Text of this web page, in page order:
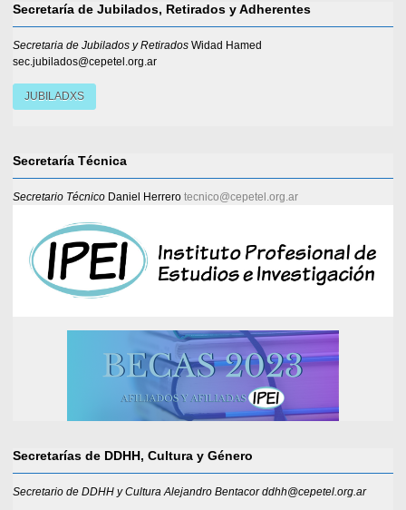
Secretaría de Jubilados, Retirados y Adherentes
Secretaria de Jubilados y Retirados Widad Hamed
sec.jubilados@cepetel.org.ar
JUBILADXS
Secretaría Técnica
Secretario Técnico Daniel Herrero tecnico@cepetel.org.ar
Secretarías de DDHH, Cultura y Género
Secretario de DDHH y Cultura Alejandro Bentacor ddhh@cepetel.org.ar